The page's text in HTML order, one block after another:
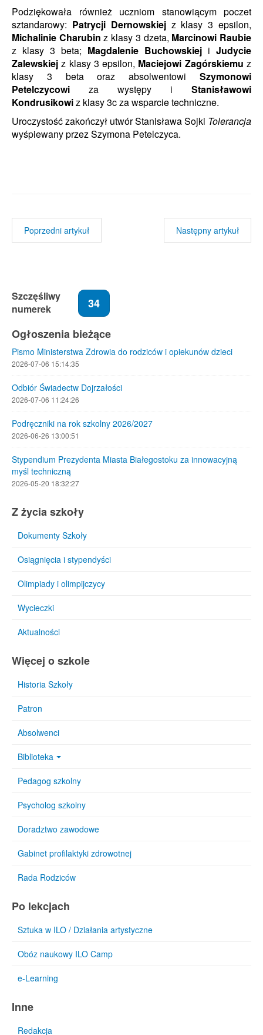
Podziękowała również uczniom stanowiącym poczet
sztandarowy: Patrycji Dernowskiejz klasy 3 epsilon,
Michalinie Charubin z klasy 3 dzeta, Marcinowi Raubie
z klasy 3 beta; Magdalenie Buchowskiej i Judycie
Zalewskiej z klasy 3 epsilon, Maciejowi Zagórskiemu z
klasy 3 beta oraz absolwentowi Szymonowi
Petelczycowi za występy i Stanisławowi
Kondrusikowiz klasy 3c za wsparcie techniczne.
Uroczystość zakończył utwór Stanisława Sojki Tolerancja
wyśpiewany przezSzymona Petelczyca.
Poprzedni artykuł Następny artykuł
Szczęśliwy
numerek
34
Ogłoszenia bieżące
Pismo Ministerstwa Zdrowia do rodziców i opiekunów dzieci
2026-07-06 15:14:35
Odbiór Świadectw Dojrzałości
2026-07-06 11:24:26
Podręczniki na rok szkolny 2026/2027
2026-06-26 13:00:51
Stypendium Prezydenta Miasta Białegostoku za innowacyjną
myśl techniczną
2026-05-20 18:32:27
Z życia szkoły
Dokumenty Szkoły
Osiągnięcia i stypendyści
Olimpiady i olimpijczycy
Wycieczki
Aktualności
Więcej o szkole
Historia Szkoły
Patron
Absolwenci
Biblioteka
Pedagog szkolny
Psycholog szkolny
Doradztwo zawodowe
Gabinet profilaktyki zdrowotnej
Rada Rodziców
Po lekcjach
Sztuka w ILO / Działania artystyczne
Obóz naukowy ILO Camp
e-Learning
Inne
Redakcja